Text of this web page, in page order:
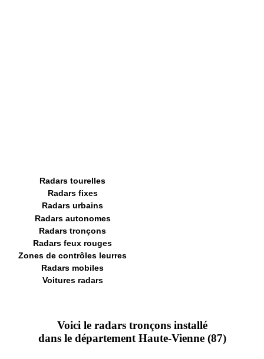
Radars tourelles
Radars fixes
Radars urbains
Radars autonomes
Radars tronçons
Radars feux rouges
Zones de contrôles leurres
Radars mobiles
Voitures radars
Voici le radars tronçons installé
dans le département Haute-Vienne (87)